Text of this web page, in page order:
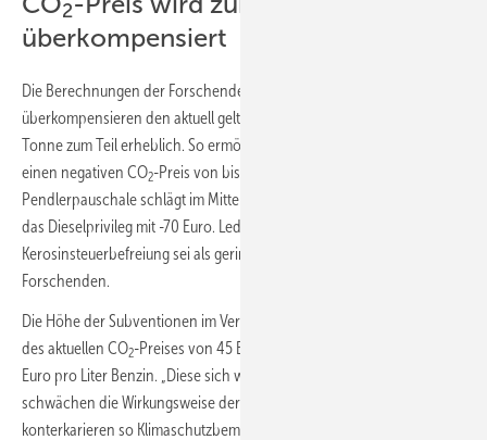
2
überkompensiert
Die Berechnungen der Forschenden zeigen: Drei der untersuchten
überkompensieren den aktuell geltenden CO
Tonne zum Teil erheblich. So ermöglicht das Dienstwagenprivileg
einen negativen CO2-Preis von bis zu 690 Euro pro Tonne, die
Pendlerpauschale schlägt im Mittel mit rund -300 Euro zu Buche und
das Dieselprivileg mit -70 Euro. Lediglich die Entlastungswirkung der
Kerosinsteuerbefreiung sei als gering einzuschätzen, so die
Forschenden.
Die Höhe der Subventionen im Verkehr übersteigt also deutlich die
des aktuellen CO2-Preises von 45 Euro pro Tonne CO
Euro pro Liter Benzin. „Diese sich widersprechenden Preissignale
schwächen die Wirkungsweise der CO
konterkarieren so Klimaschutzbemühungen“, so Koch. Wenn sich der